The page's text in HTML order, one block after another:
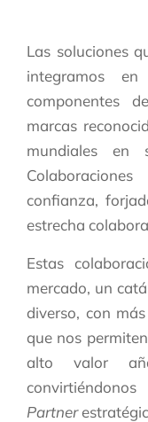
Las soluciones
integramos
componentes
marcas
mundiales en
confianza,
estrecha
Estas
mercado, un
diverso, con
que nos
alto valor
Partner